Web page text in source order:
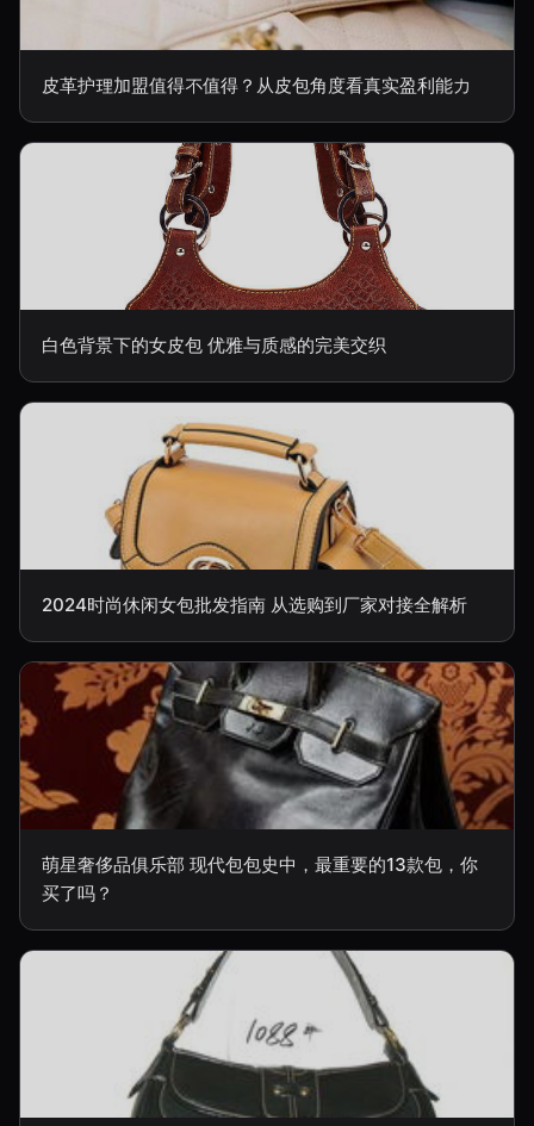
皮革护理加盟值得不值得？从皮包角度看真实盈利能力
白色背景下的女皮包 优雅与质感的完美交织
2024时尚休闲女包批发指南 从选购到厂家对接全解析
萌星奢侈品俱乐部 现代包包史中，最重要的13款包，你
买了吗？